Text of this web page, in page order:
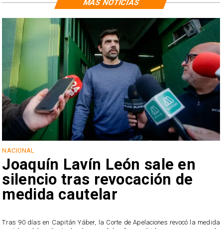
NACIONAL
Joaquín Lavín León sale en
silencio tras revocación de
medida cautelar
Tras 90 días en Capitán Yáber, la Corte de Apelaciones revocó la medida
MÁS NOTICIAS